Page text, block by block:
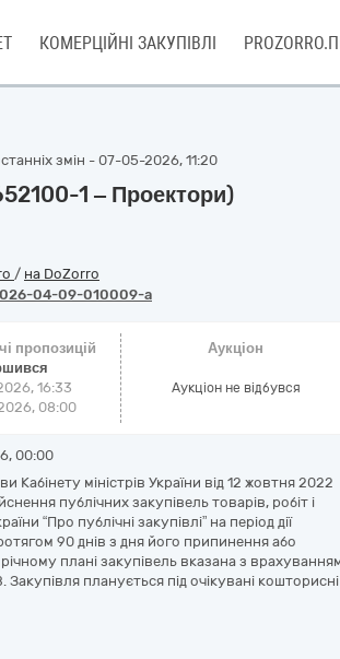
КОМЕРЦІЙНІ ЗАКУПІВЛІ
змін - 07-05-2026, 11:20
1 ‒ Проектори)
/ на DoZorro
04-09-010009-a
пропозицій
16:33
08:00
Аукціон
Аукціон не відбувся
00:00
Кабінету міністрів України від 12 жовтня 2022
публічних закупівель товарів, робіт і
“Про публічні закупівлі” на період дії
90 днів з дня його припинення або
плані закупівель вказана з
планується під очікувані кошторисні